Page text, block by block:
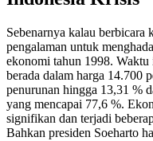
Sebenarnya kalau
pengalaman untuk
ekonomi tahun 1998.
berada dalam harga 14.700
penurunan hingga 13,31 %
yang mencapai 77,6 %.
signifikan dan terjadi
Bahkan presiden Soeharto